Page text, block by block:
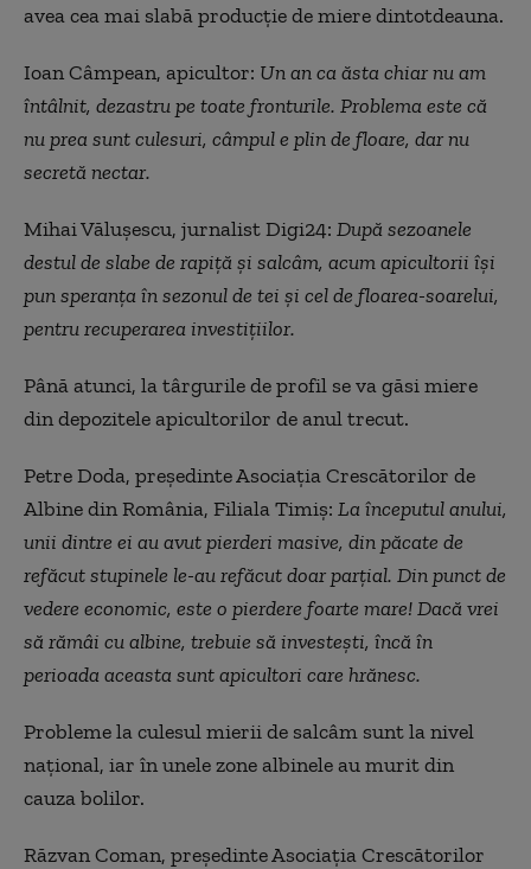
avea cea mai slabă producție de miere dintotdeauna.
Ioan Câmpean, apicultor: Un an ca ăsta chiar nu am
întâlnit, dezastru pe toate fronturile. Problema este că
nu prea sunt culesuri, câmpul e plin de floare, dar nu
secretă nectar.
Mihai Vălușescu, jurnalist Digi24: După sezoanele
destul de slabe de rapiță și salcâm, acum apicultorii își
pun speranța în sezonul de tei și cel de floarea-soarelui,
pentru recuperarea investițiilor.
Până atunci, la târgurile de profil se va găsi miere
din depozitele apicultorilor de anul trecut.
Petre Doda, președinte Asociația Crescătorilor de
Albine din România, Filiala Timiș: La începutul anului,
unii dintre ei au avut pierderi masive, din păcate de
refăcut stupinele le-au refăcut doar parțial. Din punct de
vedere economic, este o pierdere foarte mare! Dacă vrei
să rămâi cu albine, trebuie să investești, încă în
perioada aceasta sunt apicultori care hrănesc.
Probleme la culesul mierii de salcâm sunt la nivel
național, iar în unele zone albinele au murit din
cauza bolilor.
Răzvan Coman, președinte Asociația Crescătorilor